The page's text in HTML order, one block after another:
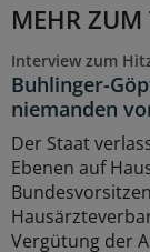
MEHR ZUM
Interview zum
Buhlinger-
niemanden
Der Staat
Ebenen auf
Vergütung der